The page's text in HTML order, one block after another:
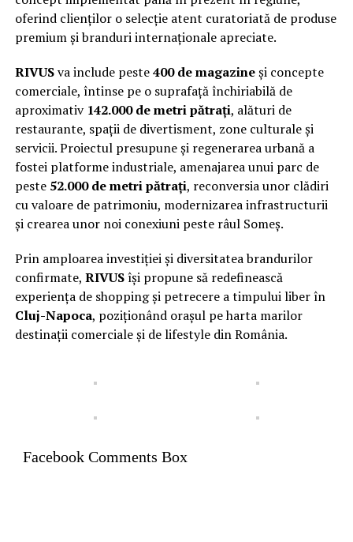
oferind clienților o selecție atent curatoriată de produse
premium și branduri internaționale apreciate.
RIVUSva include peste400 de magazineși concepte
comerciale, întinse pe o suprafață închiriabilă de
aproximativ 142.000 de metri pătrați, alături de
restaurante, spații de divertisment, zone culturale și
servicii. Proiectul presupune și regenerarea urbană a
fostei platforme industriale, amenajarea unui parc de
peste 52.000 de metri pătrați, reconversia unor clădiri
cu valoare de patrimoniu, modernizarea infrastructurii
și crearea unor noi conexiuni peste râul Someș.
Prin amploarea investiției și diversitatea brandurilor
confirmate, RIVUSîși propune să redefinească
experiența de shopping și petrecere a timpului liber în
Cluj-Napoca, poziționând orașul pe harta marilor
destinații comerciale și de lifestyle din România.
Facebook Comments Box